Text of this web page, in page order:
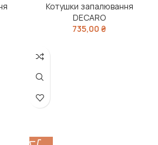
Котушки запалювання
DECARO
735,00 ₴